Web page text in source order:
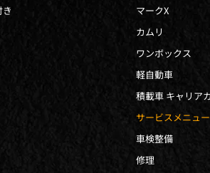
マークX
カムリ
ワンボックス
軽自動車
積載車 キャリア
サービスメニュー
車検整備
修理